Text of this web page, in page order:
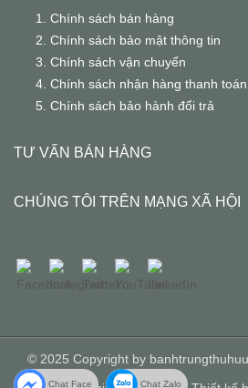
Chính sách bán hàng
Chính sách bảo mật thông tin
Chính sách vận chuyển
Chính sách nhận hàng thanh toán
Chính sách bảo hành đổi trả
TƯ VẤN BÁN HÀNG
CHÚNG TÔI TRÊN MẠNG XÃ HỘI
© 2025 Copyright by
Chat Face Chat Zalo